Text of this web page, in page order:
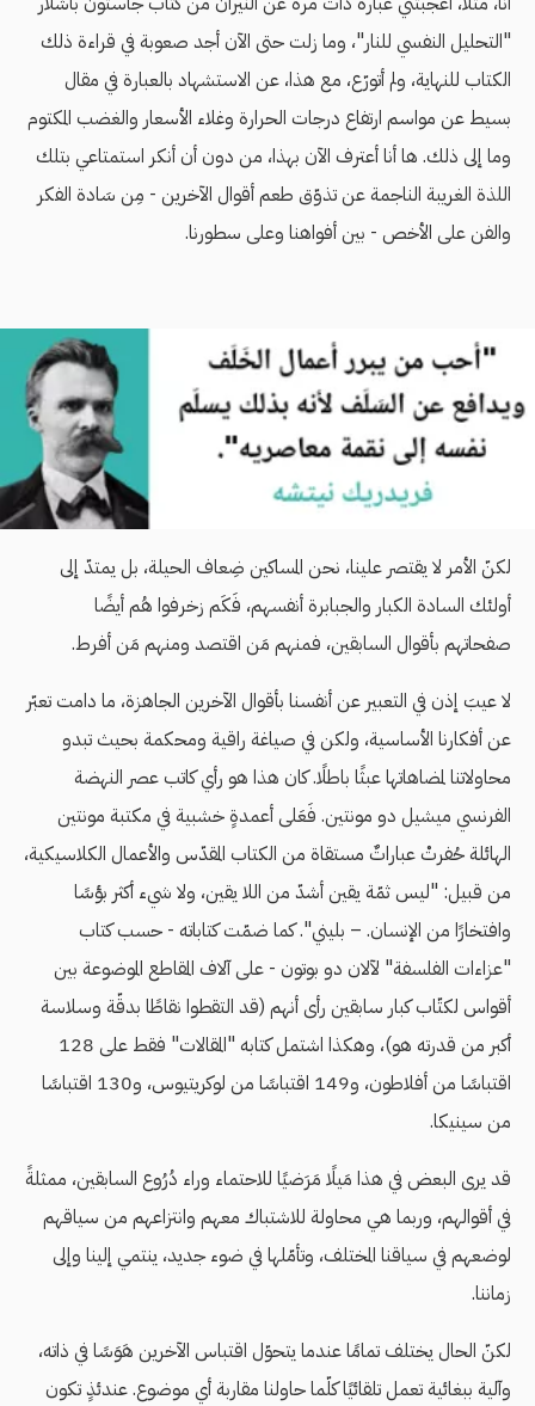
"التحليل النفسي للنار"، وما زلت حتى الآن أجد صعوبة في قراءة ذلك
الكتاب للنهاية، ولم أتورّع، مع هذا، عن الاستشهاد بالعبارة في مقال
بسيط عن مواسم ارتفاع درجات الحرارة وغلاء الأسعار والغضب المكتوم
وما إلى ذلك. ها أنا أعترف الآن بهذا، من دون أن أنكر استمتاعي بتلك
اللذة الغريبة الناجمة عن تذوّق طعم أقوال الآخرين - مِن سَادة الفكر
والفن على الأخص - بين أفواهنا وعلى سطورنا.
لكنّ الأمر لا يقتصر علينا، نحن المساكين ضِعاف الحيلة، بل يمتدّ إلى
أولئك السادة الكبار والجبابرة أنفسهم، فَكَم زخرفوا هُم أيضًا
صفحاتهم بأقوال السابقين، فمنهم مَن اقتصد ومنهم مَن أفرط.
لا عيبَ إذن في التعبير عن أنفسنا بأقوال الآخرين الجاهزة، ما دامت تعبّر
عن أفكارنا الأساسية، ولكن في صياغة راقية ومحكمة بحيث تبدو
محاولاتنا لمضاهاتها عبثًا باطلًا. كان هذا هو رأي كاتب عصر النهضة
الفرنسي ميشيل دو مونتين. فَعَلى أعمدةٍ خشبية في مكتبة مونتين
الهائلة حُفرتْ عباراتٌ مستقاة من الكتاب المقدّس والأعمال الكلاسيكية،
من قبيل: "ليس ثمّة يقين أشدّ من اللا يقين، ولا شيء أكثر بؤسًا
وافتخارًا من الإنسان. – بليني". كما ضمّت كتاباته - حسب كتاب
"عزاءات الفلسفة" لآلان دو بوتون - على آلاف المقاطع الموضوعة بين
أقواس لكتّاب كبار سابقين رأى أنهم (قد التقطوا نقاطًا بدقّة وسلاسة
أكبر من قدرته هو)، وهكذا اشتمل كتابه "المقالات" فقط على 128
اقتباسًا من أفلاطون، و149 اقتباسًا من لوكريتيوس، و130 اقتباسًا
من سينيكا.
قد يرى البعض في هذا مَيلًا مَرَضيًا للاحتماء وراء دُرُوع السابقين، ممثلةً
في أقوالهم، وربما هي محاولة للاشتباك معهم وانتزاعهم من سياقهم
لوضعهم في سياقنا المختلف، وتأمّلها في ضوء جديد، ينتمي إلينا وإلى
زماننا.
لكنّ الحال يختلف تمامًا عندما يتحوّل اقتباس الآخرين هَوَسًا في ذاته،
وآلية ببغائية تعمل تلقائيًا كلّما حاولنا مقاربة أي موضوع. عندئذٍ تكون